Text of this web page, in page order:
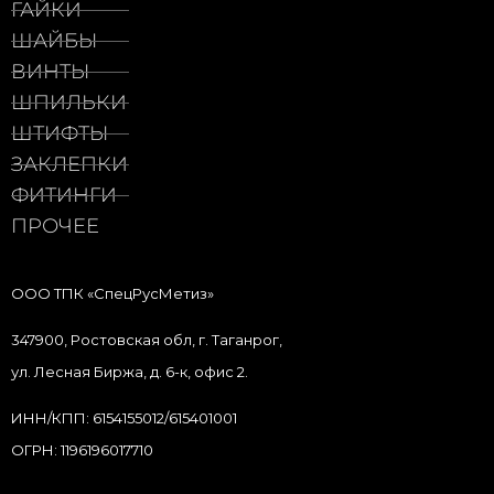
ГАЙКИ
ШАЙБЫ
ВИНТЫ
ШПИЛЬКИ
ШТИФТЫ
ЗАКЛЕПКИ
ФИТИНГИ
ПРОЧЕЕ
ООО ТПК «СпецРусМетиз»
347900, Ростовская обл, г. Таганрог,
ул. Лесная Биржа, д. 6-к, офис 2.
ИНН/КПП: 6154155012/615401001
ОГРН: 1196196017710